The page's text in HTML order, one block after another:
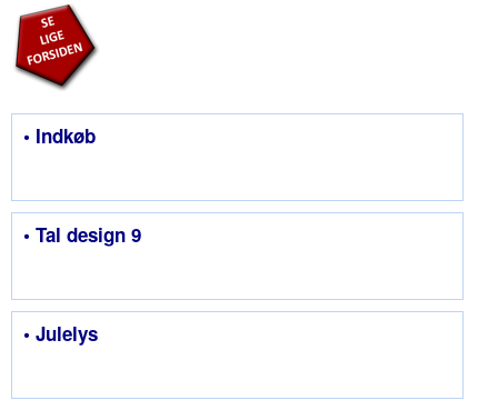
• Indkøb
• Tal design 9
• Julelys